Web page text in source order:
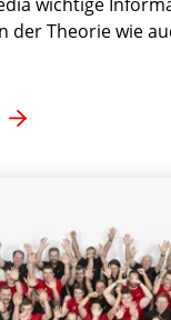
wichtige
der Theorie wie